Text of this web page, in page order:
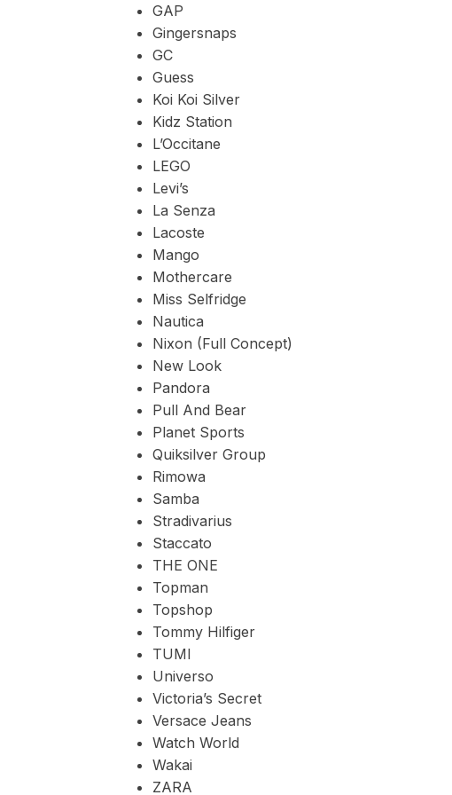
GAP
Gingersnaps
GC
Guess
Koi Koi Silver
Kidz Station
L’Occitane
LEGO
Levi’s
La Senza
Lacoste
Mango
Mothercare
Miss Selfridge
Nautica
Nixon (Full Concept)
New Look
Pandora
Pull And Bear
Planet Sports
Quiksilver Group
Rimowa
Samba
Stradivarius
Staccato
THE ONE
Topman
Topshop
Tommy Hilfiger
TUMI
Universo
Victoria’s Secret
Versace Jeans
Watch World
Wakai
ZARA